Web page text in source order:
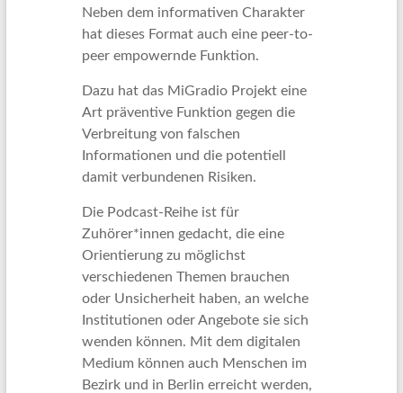
Neben dem informativen Charakter
hat dieses Format auch eine peer-to-
peer empowernde Funktion.
Dazu hat das MiGradio Projekt eine
Art präventive Funktion gegen die
Verbreitung von falschen
Informationen und die potentiell
damit verbundenen Risiken.
Die Podcast-Reihe ist für
Zuhörer*innen gedacht, die eine
Orientierung zu möglichst
verschiedenen Themen brauchen
oder Unsicherheit haben, an welche
Institutionen oder Angebote sie sich
wenden können. Mit dem digitalen
Medium können auch Menschen im
Bezirk und in Berlin erreicht werden,